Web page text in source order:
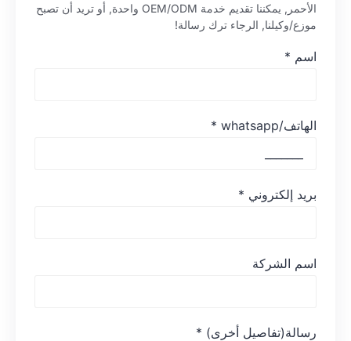
الأحمر, يمكننا تقديم خدمة OEM/ODM واحدة, أو تريد أن تصبح
موزع/وكيلنا, الرجاء ترك رسالة!
اسم *
الهاتف/whatsapp *
بريد إلكتروني *
اسم الشركة
رسالة(تفاصيل أخرى) *